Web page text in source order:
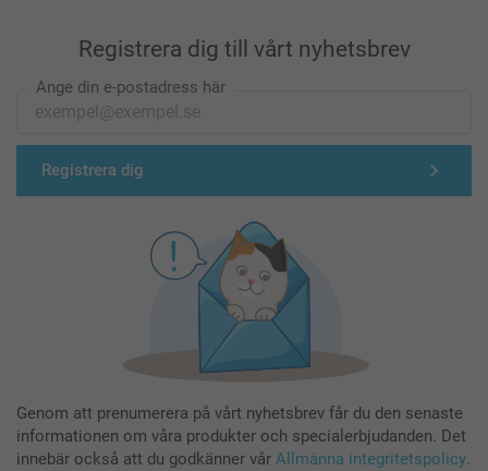
Registrera dig till vårt nyhetsbrev
Ange din e-postadress här
Registrera dig
Genom att prenumerera på vårt nyhetsbrev får du den senaste
informationen om våra produkter och specialerbjudanden. Det
innebär också att du godkänner vår Allmänna integritetspolicy.